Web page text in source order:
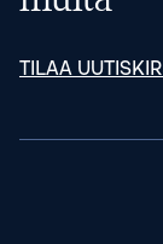
TILAA